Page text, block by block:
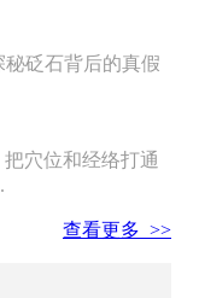
砭石背后的真假
穴位和经络打通
查看更多 >>